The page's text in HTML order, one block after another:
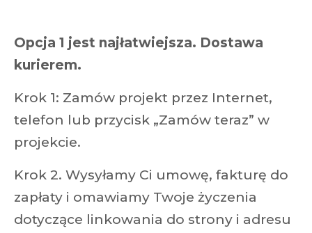
Opcja 1 jest najłatwiejsza. Dostawa
kurierem.
Krok 1: Zamów projekt przez Internet,
telefon lub przycisk „Zamów teraz” w
projekcie.
Krok 2. Wysyłamy Ci umowę, fakturę do
zapłaty i omawiamy Twoje życzenia
dotyczące linkowania do strony i adresu